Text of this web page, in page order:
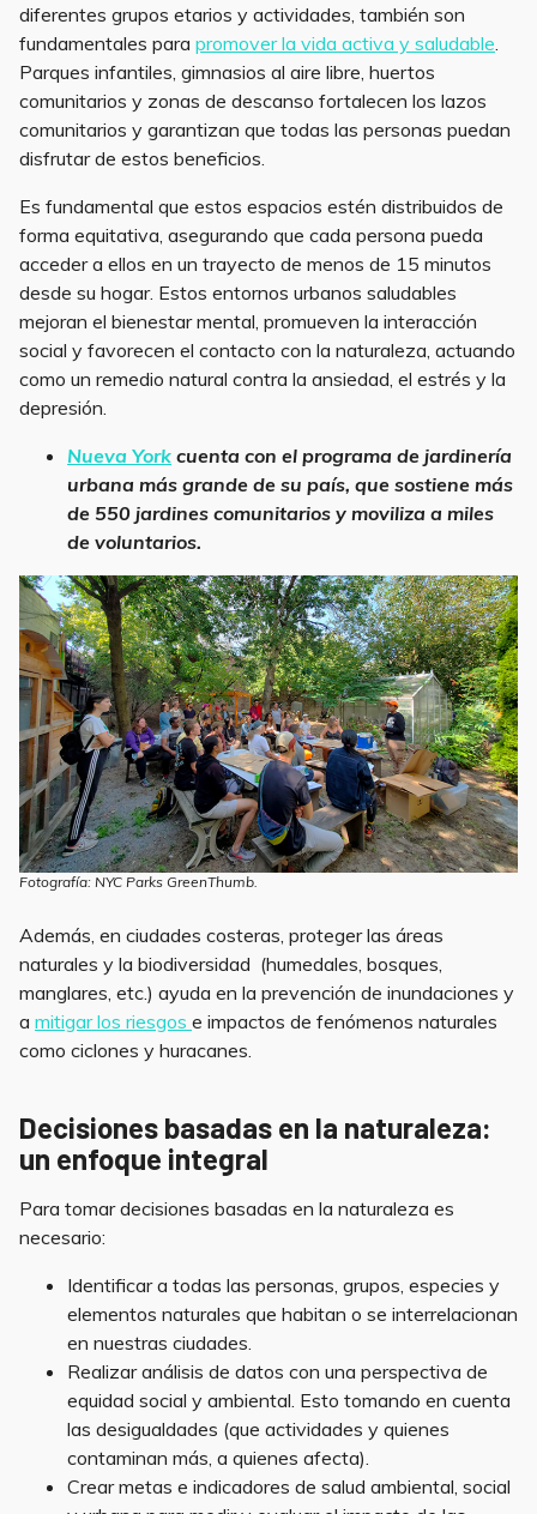
diferentes grupos etarios y actividades, también son
fundamentales para promover la vida activa y saludable
Parques infantiles, gimnasios al aire libre, huertos
comunitarios y zonas de descanso fortalecen los lazos
comunitarios y garantizan que todas las personas puedan
disfrutar de estos beneficios.
Es fundamental que estos espacios estén distribuidos de
forma equitativa, asegurando que cada persona pueda
acceder a ellos en un trayecto de menos de 15 minutos
desde su hogar. Estos entornos urbanos saludables
mejoran el bienestar mental, promueven la interacción
social y favorecen el contacto con la naturaleza, actuando
como un remedio natural contra la ansiedad, el estrés y la
depresión.
Nueva York cuenta con el programa de jardinería
urbana más grande de su país, que sostiene más
de 550 jardines comunitarios y moviliza a miles
de voluntarios.
Fotografía: NYC Parks GreenThumb.
Además, en ciudades costeras, proteger las áreas
naturales y la biodiversidad (humedales, bosques,
manglares, etc.) ayuda en la prevención de inundaciones y
a mitigar los riesgos e impactos de fenómenos naturales
como ciclones y huracanes.
Decisiones basadas en la naturaleza:
un enfoque integral
Para tomar decisiones basadas en la naturaleza es
necesario:
Identificar a todas las personas, grupos, especies y
elementos naturales que habitan o se interrelacionan
en nuestras ciudades.
Realizar análisis de datos con una perspectiva de
equidad social y ambiental. Esto tomando en cuenta
las desigualdades (que actividades y quienes
contaminan más, a quienes afecta).
Crear metas e indicadores de salud ambiental, social